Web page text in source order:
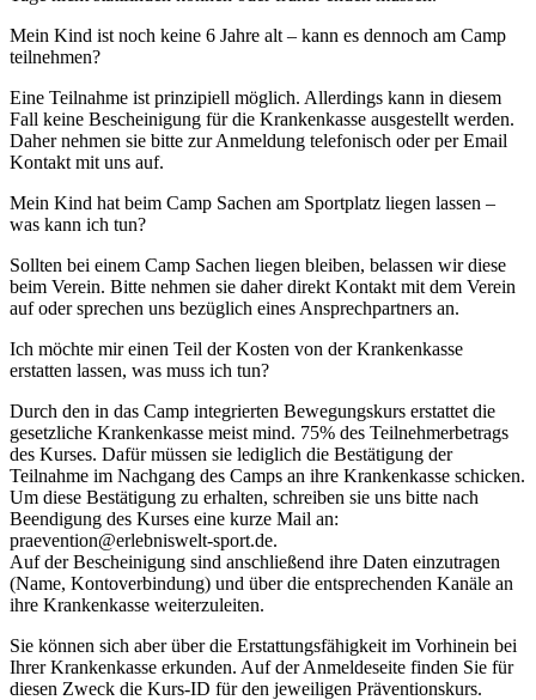
Mein Kind ist noch keine 6 Jahre alt – kann es dennoch am Camp
teilnehmen?
Eine Teilnahme ist prinzipiell möglich. Allerdings kann in diesem
Fall keine Bescheinigung für die Krankenkasse ausgestellt werden.
Daher nehmen sie bitte zur Anmeldung telefonisch oder per Email
Kontakt mit uns auf.
Mein Kind hat beim Camp Sachen am Sportplatz liegen lassen –
was kann ich tun?
Sollten bei einem Camp Sachen liegen bleiben, belassen wir diese
beim Verein. Bitte nehmen sie daher direkt Kontakt mit dem Verein
auf oder sprechen uns bezüglich eines Ansprechpartners an.
Ich möchte mir einen Teil der Kosten von der Krankenkasse
erstatten lassen, was muss ich tun?
Durch den in das Camp integrierten Bewegungskurs erstattet die
gesetzliche Krankenkasse meist mind. 75% des Teilnehmerbetrags
des Kurses. Dafür müssen sie lediglich die Bestätigung der
Teilnahme im Nachgang des Camps an ihre Krankenkasse schicken.
Um diese Bestätigung zu erhalten, schreiben sie uns bitte nach
Beendigung des Kurses eine kurze Mail an:
praevention@erlebniswelt-sport.de.
Auf der Bescheinigung sind anschließend ihre Daten einzutragen
(Name, Kontoverbindung) und über die entsprechenden Kanäle an
ihre Krankenkasse weiterzuleiten.
Sie können sich aber über die Erstattungsfähigkeit im Vorhinein bei
Ihrer Krankenkasse erkunden. Auf der Anmeldeseite finden Sie für
diesen Zweck die Kurs-ID für den jeweiligen Präventionskurs.